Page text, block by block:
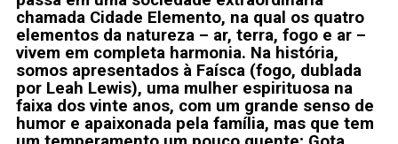
chamada Cidade Elemento, na qual os quatro
elementos da natureza – ar, terra, fogo e ar –
vivem em completa harmonia. Na história,
somos apresentados à Faísca (fogo, dublada
por Leah Lewis), uma mulher espirituosa na
faixa dos vinte anos, com um grande senso de
humor e apaixonada pela família, mas que tem